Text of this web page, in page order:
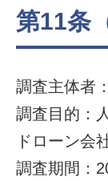
第11条
調査主体者
調査目的：
ドローン会
調査期間：